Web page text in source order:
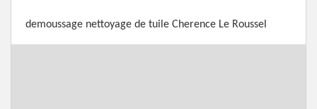
demoussage nettoyage de tuile Cherence Le Roussel